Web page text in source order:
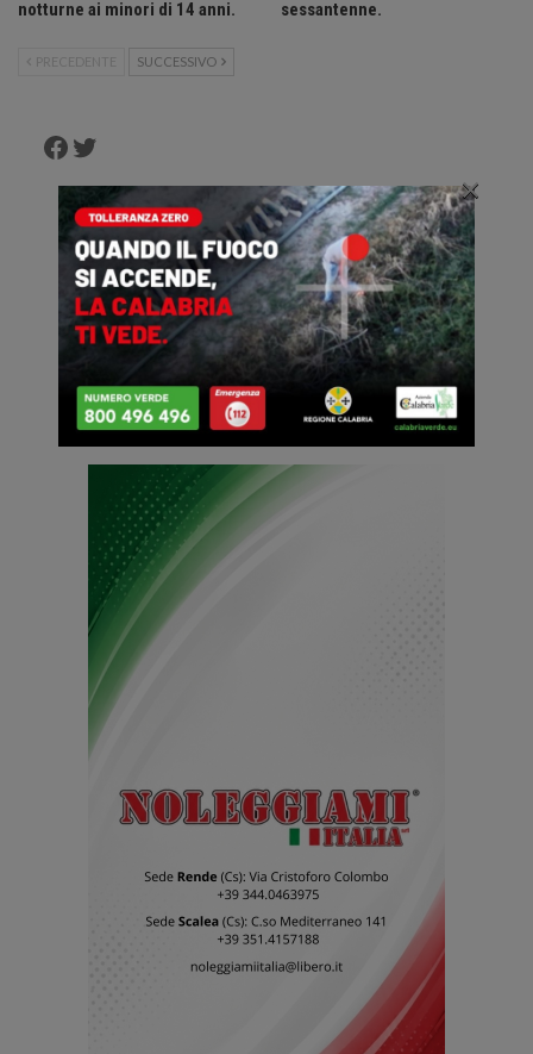
notturne ai minori di 14 anni. sessantenne.
PRECEDENTE SUCCESSIVO
Facebook
Twitter
×